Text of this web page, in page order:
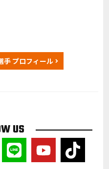
手 プロフィール
US